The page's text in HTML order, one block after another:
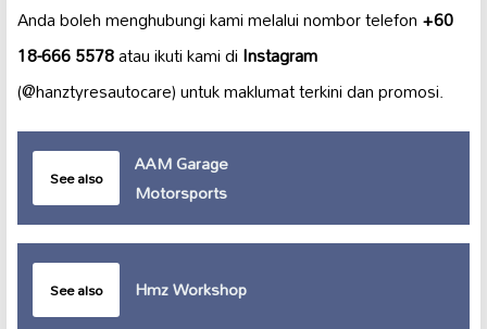
Anda boleh menghubungi kami melalui nombor telefon+60
18-666 5578atau ikuti kami diInstagram
(@hanztyresautocare) untuk maklumat terkini dan promosi.
See also
AAM Garage
Motorsports
See also Hmz Workshop